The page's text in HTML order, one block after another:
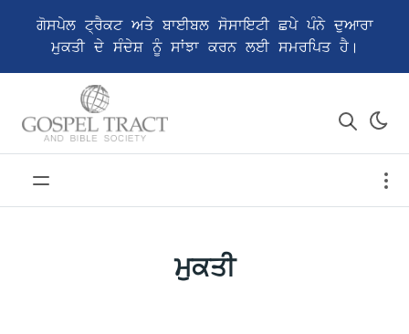
ਗੋਸਪੇਲ ਟ੍ਰੈਕਟ ਅਤੇ ਬਾਈਬਲ ਸੋਸਾਇਟੀ ਛਪੇ ਪੰਨੇ ਦੁਆਰਾ
ਮੁਕਤੀ ਦੇ ਸੰਦੇਸ਼ ਨੂੰ ਸਾਂਝਾ ਕਰਨ ਲਈ ਸਮਰਪਿਤ ਹੈ।
ਮੁਕਤੀ